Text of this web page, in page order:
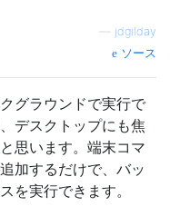
jdgilday
ソース
グラウンドで実行で
デスクトップにも焦
思います。端末コマ
加するだけで、バッ
を実行できます。